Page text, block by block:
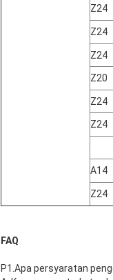
Z24
Z24
Z24
Z20
Z24
Z24
A14
Z24
FAQ
P1.Apa persyaratan